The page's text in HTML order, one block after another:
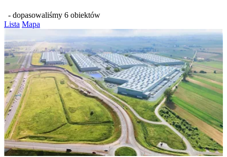
- dopasowaliśmy 6 obiektów
Lista Mapa